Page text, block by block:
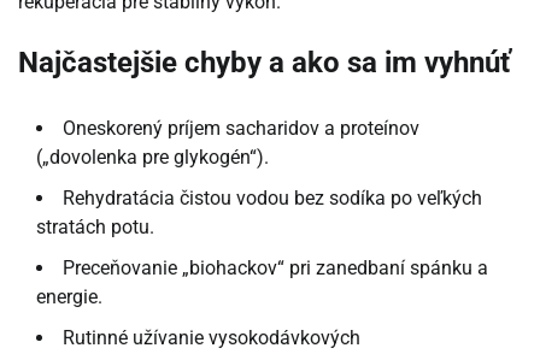
Najčastejšie chyby a ako sa im vyhnúť
Oneskorený príjem sacharidov a proteínov
(„dovolenka pre glykogén“).
Rehydratácia čistou vodou bez sodíka po veľkých
stratách potu.
Preceňovanie „biohackov“ pri zanedbaní spánku a
energie.
Rutinné užívanie vysokodávkových